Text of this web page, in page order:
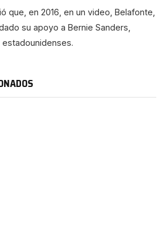
que, en 2016, en un video, Belafonte,
su apoyo a Bernie Sanders,